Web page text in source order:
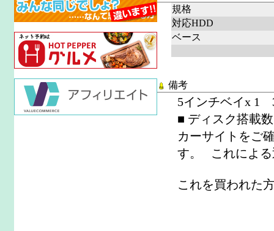
規格
対応HDD
ベース
備考
5インチベイx 1
■ ディスク搭載
カーサイトをご
す。 これによる
これを買われた